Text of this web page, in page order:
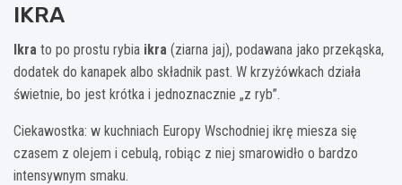
IKRA
Ikra to po prostu rybia ikra (ziarna jaj), podawana jako przekąska,
dodatek do kanapek albo składnik past. W krzyżówkach działa
świetnie, bo jest krótka i jednoznacznie „z ryb”.
Ciekawostka: w kuchniach Europy Wschodniej ikrę miesza się
czasem z olejem i cebulą, robiąc z niej smarowidło o bardzo
intensywnym smaku.